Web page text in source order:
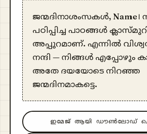
ജന്മദിനാശംസകൾ, Name।
പഠിപ്പിച്ച പാഠങ്ങൾ
അപ്പുറമാണ്. എന്നിൽ
നന്ദി — നിങ്ങൾ എപ്പോഴും
അതേ ദയയോടെ നിറഞ്ഞ
ജന്മദിനമാകട്ടെ.
ഇമേജ് ആയി ഡൗൺലോഡ്